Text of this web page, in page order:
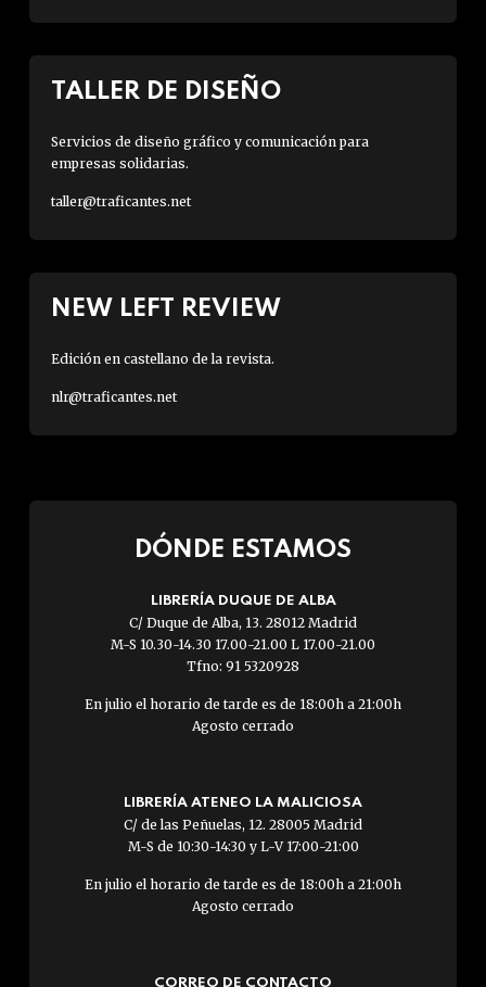
TALLER DE DISEÑO
Servicios de diseño gráfico y comunicación para
empresas solidarias.
taller@traficantes.net
NEW LEFT REVIEW
Edición en castellano de la revista.
nlr@traficantes.net
DÓNDE ESTAMOS
LIBRERÍA DUQUE DE ALBA
C/ Duque de Alba, 13. 28012 Madrid
M-S 10.30-14.30 17.00-21.00 L 17.00-21.00
Tfno: 91 5320928
En julio el horario de tarde es de 18:00h a 21:00h
Agosto cerrado
LIBRERÍA ATENEO LA MALICIOSA
C/ de las Peñuelas, 12. 28005 Madrid
M-S de 10:30-14:30 y L-V 17:00-21:00
En julio el horario de tarde es de 18:00h a 21:00h
Agosto cerrado
CORREO DE CONTACTO